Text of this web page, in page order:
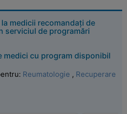
medicii recomandați de
serviciul de programări
medici cu program disponibil
Reumatologie , Recuperare